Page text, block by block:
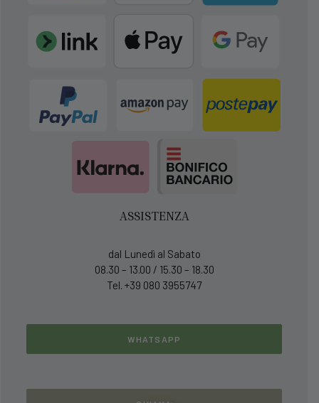
ASSISTENZA
dal Lunedì al Sabato
08.30 – 13.00 / 15.30 – 18.30
Tel. +39 080 3955747
WHATSAPP